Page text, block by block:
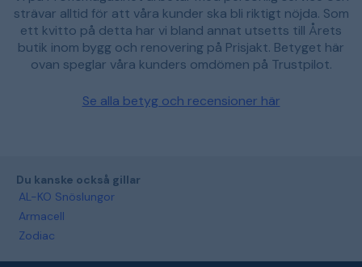
strävar alltid för att våra kunder ska bli riktigt nöjda. Som
ett kvitto på detta har vi bland annat utsetts till Årets
butik inom bygg och renovering på Prisjakt. Betyget här
ovan speglar våra kunders omdömen på Trustpilot.
Se alla betyg och recensioner här
Du kanske också gillar
AL-KO Snöslungor
Armacell
Zodiac